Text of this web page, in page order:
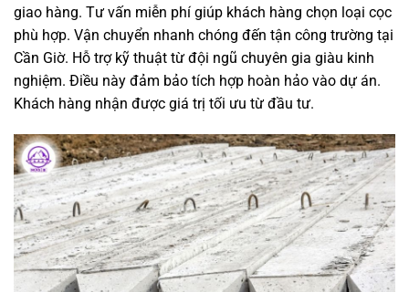
giao hàng. Tư vấn miễn phí giúp khách hàng chọn loại cọc
phù hợp. Vận chuyển nhanh chóng đến tận công trường tại
Cần Giờ. Hỗ trợ kỹ thuật từ đội ngũ chuyên gia giàu kinh
nghiệm. Điều này đảm bảo tích hợp hoàn hảo vào dự án.
Khách hàng nhận được giá trị tối ưu từ đầu tư.